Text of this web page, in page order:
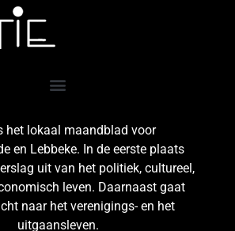
het lokaal maandblad voor
en Lebbeke. In de eerste plaats
uit van het politiek, cultureel,
leven. Daarnaast gaat
naar het verenigings- en het
uitgaansleven.